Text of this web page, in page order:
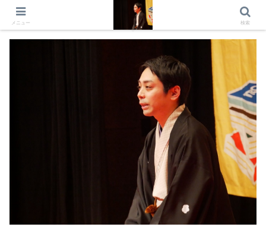
出演情報 出演依頼 日記 プロフィール
メニュー 検索